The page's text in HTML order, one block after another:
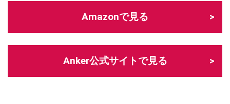
Amazonで見る
Anker公式サイトで見る